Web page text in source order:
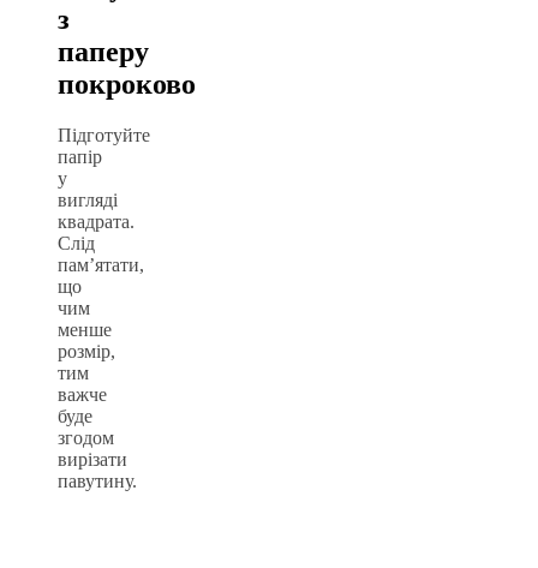
з
паперу
покроково
Підготуйте
папір
у
вигляді
квадрата.
Слід
пам’ятати,
що
чим
менше
розмір,
тим
важче
буде
згодом
вирізати
павутину.